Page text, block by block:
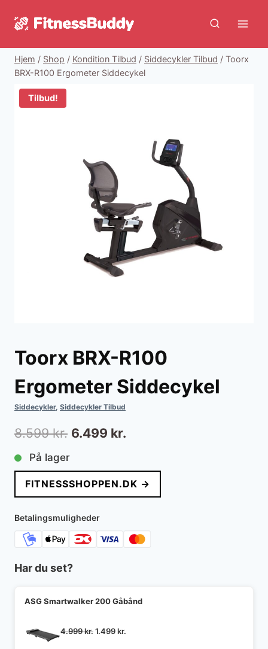
Hjem / Shop / Kondition Tilbud / Siddecykler Tilbud / Toorx
BRX-R100 Ergometer Siddecykel
Tilbud!
Toorx BRX-R100
Ergometer Siddecykel
Siddecykler, Siddecykler Tilbud
8.599kr. Den
pris
var:
8.599 kr..
6.499 kr.
pris
er:
På lager
FITNESSSHOPPEN.DK →
Betalingsmuligheder
Har du set?
ASG Smartwalker 200 Gåbånd
4.999kr.Den
1.499kr.